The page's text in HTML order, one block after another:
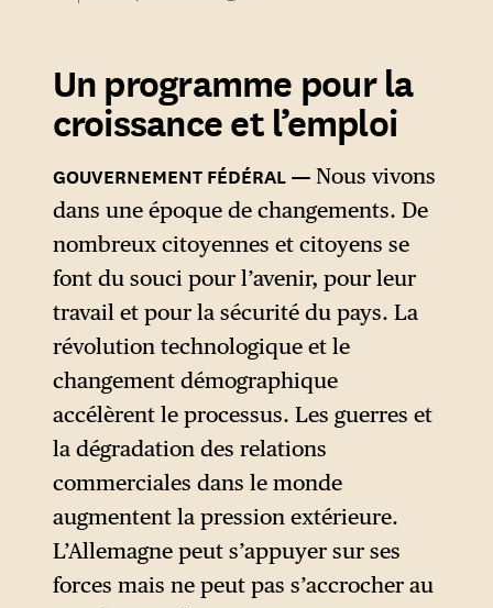
Un programme pour la
croissance et l’emploi
Nous vivons
dans une époque de changements. De
nombreux citoyennes et citoyens se
font du souci pour l’avenir, pour leur
travail et pour la sécurité du pays. La
révolution technologique et le
changement démographique
accélèrent le processus. Les guerres et
la dégradation des relations
commerciales dans le monde
augmentent la pression extérieure.
L’Allemagne peut s’appuyer sur ses
forces mais ne peut pas s’accrocher au